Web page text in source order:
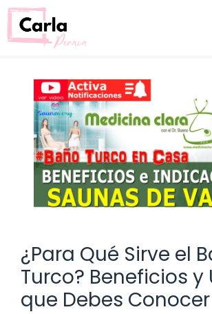
Saltar
al
contenido
¿Para Qué Sirve el
Turco? Beneficios y
que Debes Conocer